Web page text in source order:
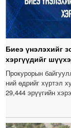
Биеэ үнэлэхийг
хэргүүдийг
Прокурорын
ний өдрийг хүртэл
29,444 эрүүгийн